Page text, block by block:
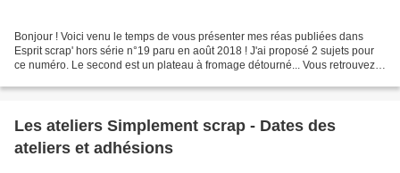
Bonjour ! Voici venu le temps de vous présenter mes réas publiées dans
Esprit scrap' hors série n°19 paru en août 2018 ! J'ai proposé 2 sujets pour
ce numéro. Le second est un plateau à fromage détourné... Vous retrouvez
Les ateliers Simplement scrap - Dates des
ateliers et adhésions